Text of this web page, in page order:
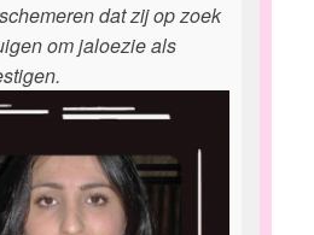
dat zij op zoek
om jaloezie als